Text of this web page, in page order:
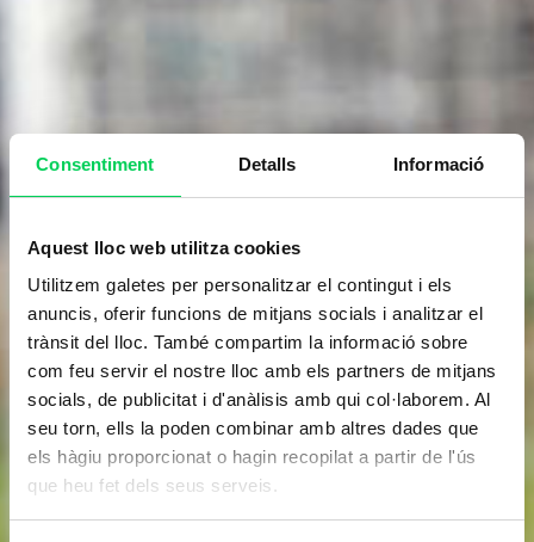
Consentiment Detalls Informació
Aquest lloc web utilitza cookies
Utilitzem galetes per personalitzar el contingut i els
anuncis, oferir funcions de mitjans socials i analitzar el
trànsit del lloc. També compartim la informació sobre
com feu servir el nostre lloc amb els partners de mitjans
socials, de publicitat i d'anàlisis amb qui col·laborem. Al
seu torn, ells la poden combinar amb altres dades que
els hàgiu proporcionat o hagin recopilat a partir de l'ús
que heu fet dels seus serveis.